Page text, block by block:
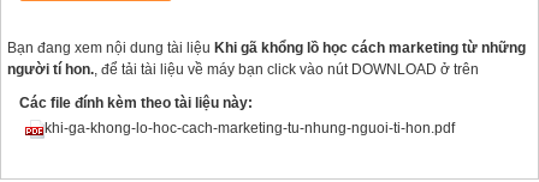
Bạn đang xem nội dung tài liệu Khi gã khổng lồ học cách marketing từ những
người tí hon., để tải tài liệu về máy bạn click vào nút DOWNLOAD ở trên
Các file đính kèm theo tài liệu này:
khi-ga-khong-lo-hoc-cach-marketing-tu-nhung-nguoi-ti-hon.pdf